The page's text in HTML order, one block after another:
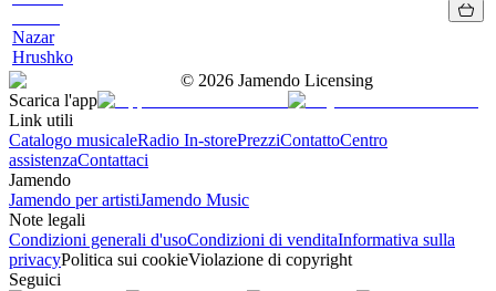
Nazar
Hrushko
© 2026 Jamendo Licensing
Scarica l'app
Link utili
Catalogo musicaleRadio In-storePrezziContattoCentro
assistenzaContattaci
Jamendo
Jamendo per artistiJamendo Music
Note legali
Condizioni generali d'usoCondizioni di venditaInformativa sulla
privacyPolitica sui cookieViolazione di copyright
Seguici